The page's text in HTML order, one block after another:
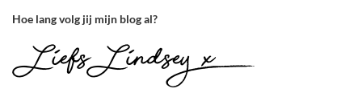
Hoe lang volg jij mijn blog al?